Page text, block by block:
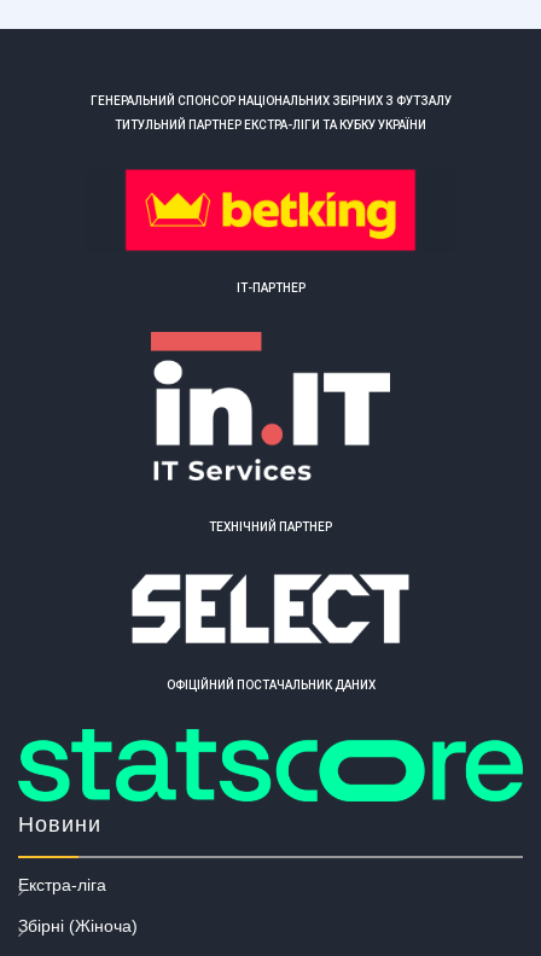
ГЕНЕРАЛЬНИЙ СПОНСОР НАЦІОНАЛЬНИХ ЗБІРНИХ З ФУТЗАЛУ
ТИТУЛЬНИЙ ПАРТНЕР ЕКСТРА-ЛІГИ ТА КУБКУ УКРАЇНИ
ІТ-ПАРТНЕР
ТЕХНІЧНИЙ ПАРТНЕР
ОФІЦІЙНИЙ ПОСТАЧАЛЬНИК ДАНИХ
Новини
Екстра-ліга
Збірні (Жіноча)